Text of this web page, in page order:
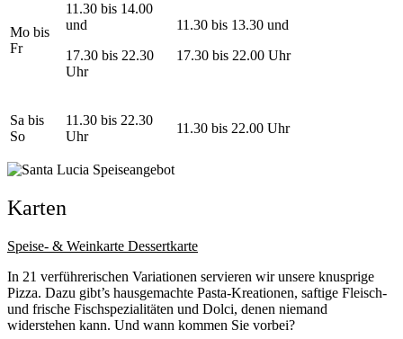
Mo bis
Fr
11.30 bis 14.00
und
17.30 bis 22.30
Uhr
11.30 bis 13.30 und
17.30 bis 22.00 Uhr
Sa bis
So
11.30 bis 22.30
Uhr
11.30 bis 22.00 Uhr
Karten
Speise- & Weinkarte Dessertkarte
In 21 verführerischen Variationen servieren wir unsere knusprige
Pizza. Dazu gibt’s hausgemachte Pasta-Kreationen, saftige Fleisch-
und frische Fischspezialitäten und Dolci, denen niemand
widerstehen kann. Und wann kommen Sie vorbei?